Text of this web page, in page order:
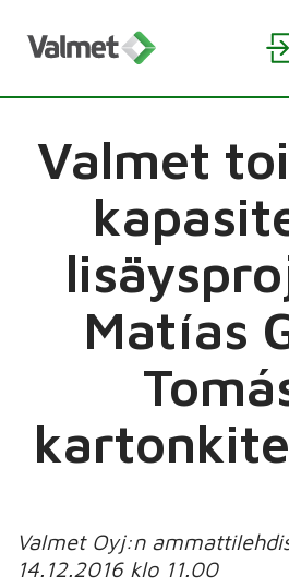
Valmet
Matías
Valmet Oyj:n
14.12.2016 klo 11.00